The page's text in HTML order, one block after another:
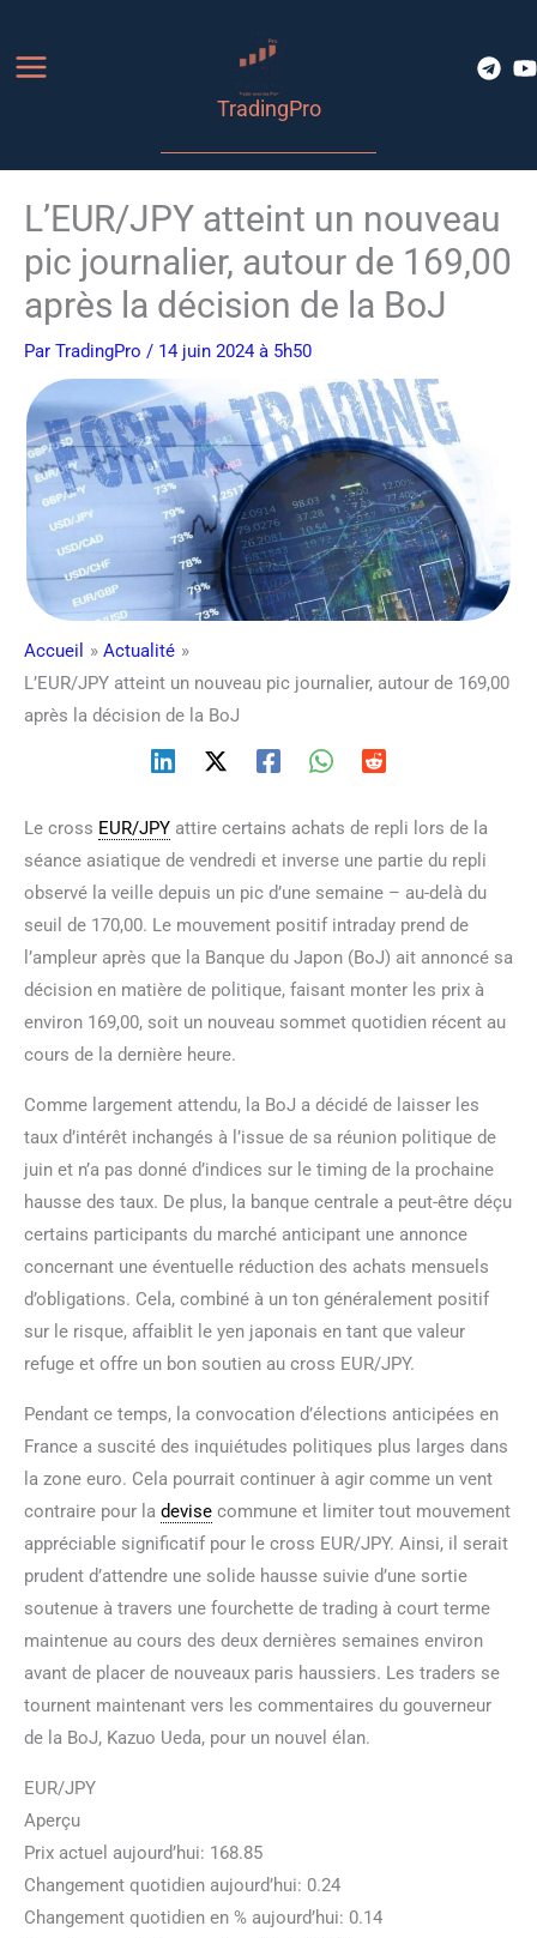
contenu
TradingPro
L’EUR/JPY atteint un nouveau
pic journalier, autour de 169,00
après la décision de la BoJ
Par TradingPro / 14 juin 2024 à 5h50
Accueil
Actualité
L’EUR/JPY atteint un nouveau pic journalier, autour de 169,00
après la décision de la BoJ
Le cross EUR/JPY attire certains achats de repli lors de la
séance asiatique de vendredi et inverse une partie du repli
observé la veille depuis un pic d’une semaine – au-delà du
seuil de 170,00. Le mouvement positif intraday prend de
l’ampleur après que la Banque du Japon (BoJ) ait annoncé sa
décision en matière de politique, faisant monter les prix à
environ 169,00, soit un nouveau sommet quotidien récent au
cours de la dernière heure.
Comme largement attendu, la BoJ a décidé de laisser les
taux d’intérêt inchangés à l’issue de sa réunion politique de
juin et n’a pas donné d’indices sur le timing de la prochaine
hausse des taux. De plus, la banque centrale a peut-être déçu
certains participants du marché anticipant une annonce
concernant une éventuelle réduction des achats mensuels
d’obligations. Cela, combiné à un ton généralement positif
sur le risque, affaiblit le yen japonais en tant que valeur
refuge et offre un bon soutien au cross EUR/JPY.
Pendant ce temps, la convocation d’élections anticipées en
France a suscité des inquiétudes politiques plus larges dans
la zone euro. Cela pourrait continuer à agir comme un vent
contraire pour la devise commune et limiter tout mouvement
appréciable significatif pour le cross EUR/JPY. Ainsi, il serait
prudent d’attendre une solide hausse suivie d’une sortie
soutenue à travers une fourchette de trading à court terme
maintenue au cours des deux dernières semaines environ
avant de placer de nouveaux paris haussiers. Les traders se
tournent maintenant vers les commentaires du gouverneur
de la BoJ, Kazuo Ueda, pour un nouvel élan.
EUR/JPY
Aperçu
Prix actuel aujourd’hui: 168.85
Changement quotidien aujourd’hui: 0.24
Changement quotidien en % aujourd’hui: 0.14